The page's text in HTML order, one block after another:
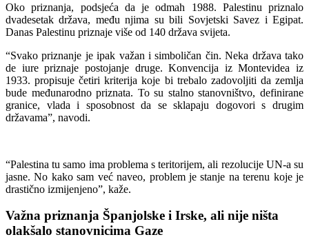
Oko priznanja, podsjeća da je odmah 1988. Palestinu priznalo
dvadesetak država, među njima su bili Sovjetski Savez i Egipat.
Danas Palestinu priznaje više od 140 država svijeta.
“Svako priznanje je ipak važan i simboličan čin. Neka država tako
de iure priznaje postojanje druge. Konvencija iz Montevidea iz
1933. propisuje četiri kriterija koje bi trebalo zadovoljiti da zemlja
bude međunarodno priznata. To su stalno stanovništvo, definirane
granice, vlada i sposobnost da se sklapaju dogovori s drugim
državama”, navodi.
“Palestina tu samo ima problema s teritorijem, ali rezolucije UN-a su
jasne. No kako sam već naveo, problem je stanje na terenu koje je
drastično izmijenjeno”, kaže.
Važna priznanja Španjolske i Irske, ali nije ništa
olakšalo stanovnicima Gaze